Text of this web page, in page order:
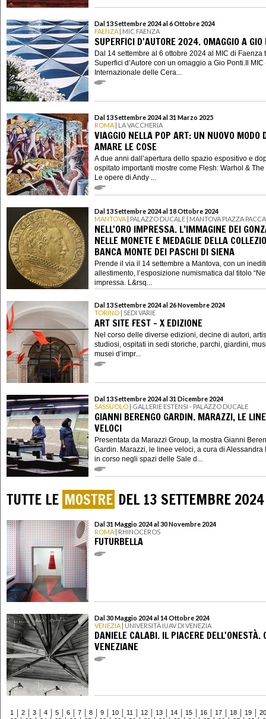
Dal 13 Settembre 2024 al 6 Ottobre 2024
FAENZA | MIC FAENZA
SUPERFICI D'AUTORE 2024. OMAGGIO A GIO
Dal 14 settembre al 6 ottobre 2024 al MIC di Faenza
Superfici d’Autore con un omaggio a Gio Ponti.Il MIC
Internazionale delle Cera...
Dal 13 Settembre 2024 al 31 Marzo 2025
ROMA | LA VACCHERIA
VIAGGIO NELLA POP ART: UN NUOVO MODO
AMARE LE COSE
A due anni dall’apertura dello spazio espositivo e
ospitato importanti mostre come Flesh: Warhol & The
Le opere di Andy ...
Dal 13 Settembre 2024 al 18 Ottobre 2024
MANTOVA | PALAZZO DUCALE | MANTOVA PIAZZA
NELL'ORO IMPRESSA. L’IMMAGINE DEI
NELLE MONETE E MEDAGLIE DELLA
BANCA MONTE DEI PASCHI DI SIENA
Prende il via il 14 settembre a Mantova, con un
allestimento, l’esposizione numismatica dal titolo
impressa. L&rsq...
Dal 13 Settembre 2024 al 26 Novembre 2024
TORINO | SEDI VARIE
ART SITE FEST - X EDIZIONE
Nel corso delle diverse edizioni, decine di autori,
studiosi, ospitati in sedi storiche, parchi, giardini,
musei d’impr...
Dal 13 Settembre 2024 al 31 Dicembre 2024
SASSUOLO | GALLERIE ESTENSI - PALAZZO DUCALE
GIANNI BERENGO GARDIN. MARAZZI, LE
VELOCI
Presentata da Marazzi Group, la mostra Gianni
Gardin. Marazzi, le linee veloci, a cura di Alessandra
in corso negli spazi delle Sale d...
TUTTE LE MOSTRE DEL 13 SETTEMBRE 2024
Dal 31 Maggio 2024 al 30 Novembre 2024
ROMA | RHINOCEROS
FUTURBELLA
Dal 30 Maggio 2024 al 14 Ottobre 2024
VENEZIA | UNIVERSITÀ IUAV DI VENEZIA
DANIELE CALABI. IL PIACERE DELL'ONESTÀ.
VENEZIANE
1 2 3 4 5 6 7 8 9 10 11 12 13 14 15 16 17 18 19
20